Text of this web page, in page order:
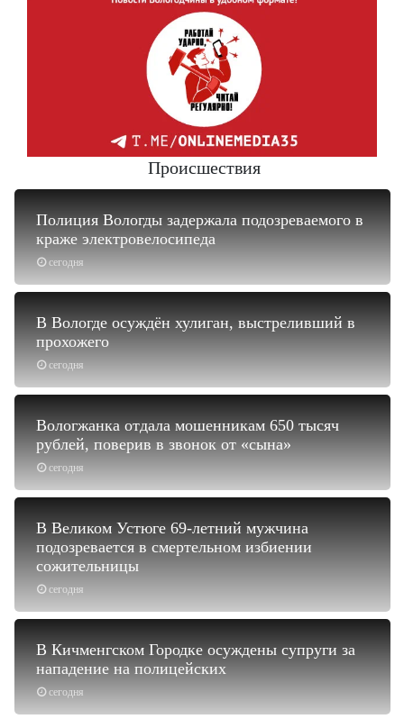
Происшествия
сегодня
Полиция Вологды задержала подозреваемого в
краже электровелосипеда
сегодня
В Вологде осуждён хулиган, выстреливший в
прохожего
сегодня
Вологжанка отдала мошенникам 650 тысяч
рублей, поверив в звонок от «сына»
сегодня
В Великом Устюге 69-летний мужчина
подозревается в смертельном избиении
сожительницы
сегодня
В Кичменгском Городке осуждены супруги за
нападение на полицейских